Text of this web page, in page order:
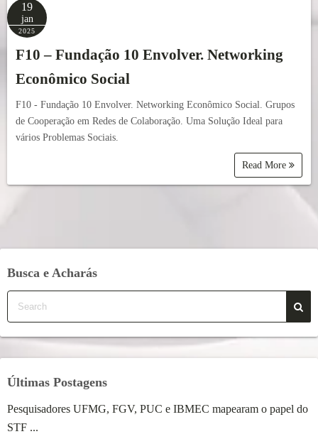
19
jan
2025
F10 – Fundação 10 Envolver. Networking
Econômico Social
F10 - Fundação 10 Envolver. Networking Econômico Social. Grupos
de Cooperação em Redes de Colaboração. Uma Solução Ideal para
vários Problemas Sociais.
Read More
Busca e Acharás
Últimas Postagens
Pesquisadores UFMG, FGV, PUC e IBMEC mapearam o papel do
STF ...